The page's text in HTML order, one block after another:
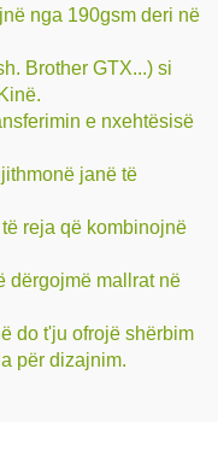
nga 190gsm deri në
Brother GTX...) si
e nxehtësisë
janë të
reja që kombinojnë
dërgojmë mallrat në
do t'ju ofrojë shërbim
për dizajnim.